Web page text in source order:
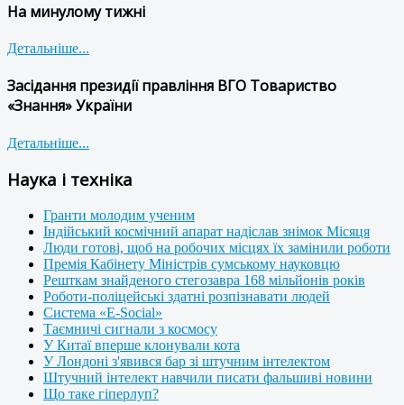
На минулому тижні
Детальніше...
Засідання президії правління ВГО Товариство
«Знання» України
Детальніше...
Наука і техніка
Гранти молодим ученим
Індійський космічний апарат надіслав знімок Місяця
Люди готові, щоб на робочих місцях їх замінили роботи
Премія Кабінету Міністрів сумському науковцю
Решткам знайденого стегозавра 168 мільйонів років
Роботи-поліцейські здатні розпізнавати людей
Система «E-Social»
Таємничі сигнали з космосу
У Китаї вперше клонували кота
У Лондоні з'явився бар зі штучним інтелектом
Штучний інтелект навчили писати фальшиві новини
Що таке гіперлуп?